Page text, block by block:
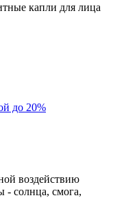
капли для лица
до 20%
воздействию
- солнца, смога,